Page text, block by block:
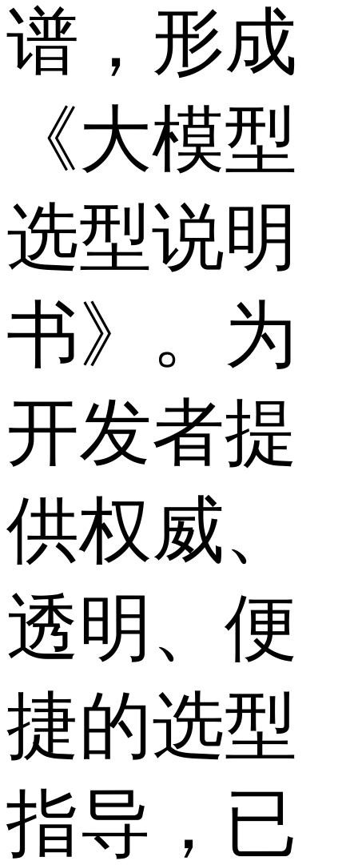
谱，形成
《大模型
选型说明
书》。为
开发者提
供权威、
透明、便
捷的选型
指导，已